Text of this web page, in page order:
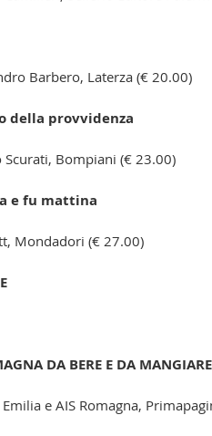
Barbero, Laterza (€ 20.00)
della provvidenza
Bompiani (€ 23.00)
e fu mattina
Mondadori (€ 27.00)
DA BERE E DA MANGIARE
e AIS Romagna,